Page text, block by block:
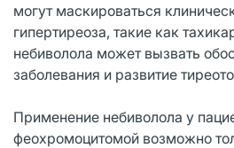
могут маскироваться
гипертиреоза, такие как
небиволола может вызвать
заболевания и развитие
Применение небиволола у
феохромоцитомой возможно